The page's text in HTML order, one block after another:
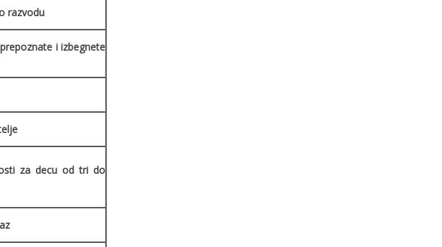
razvodu
i izbegnete
za decu od tri do